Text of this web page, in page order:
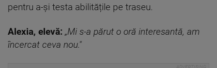
pentru a-și testa abilitățile pe traseu.
Alexia, elevă: „Mi s-a părut o oră interesantă, am
încercat ceva nou."